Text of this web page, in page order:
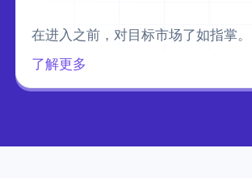
在进入之前，对目标市场了如指掌。
了解更多